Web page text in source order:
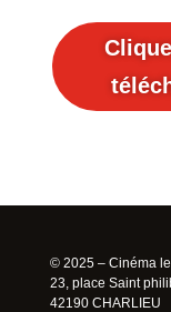
© 2025 – Cinéma
23, place Saint
42190 CHARLIEU